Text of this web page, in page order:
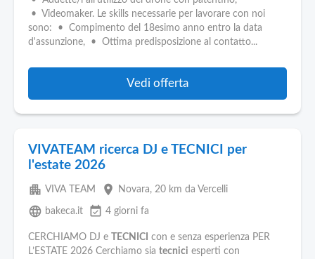
• Videomaker. Le skills necessarie per lavorare con noi
sono: • Compimento del 18esimo anno entro la data
d'assunzione, • Ottima predisposizione al contatto...
Vedi offerta
VIVATEAM ricerca DJ e TECNICI per
l'estate 2026
apartment VIVA TEAM place Novara, 20 km da Vercelli
language bakeca.it event_available 4 giorni fa
CERCHIAMO DJ e TECNICI con e senza esperienza PER
L’ESTATE 2026 Cerchiamo sia tecnici esperti con